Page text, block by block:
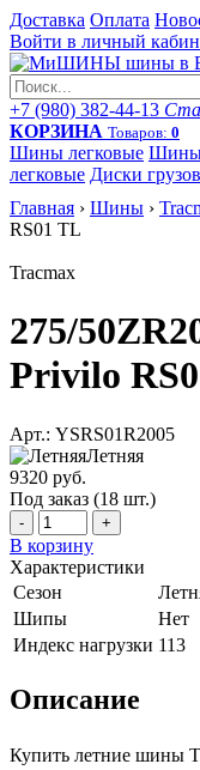
Доставка Оплата
Войти в личный
+7 (980) 382-44-13
КОРЗИНА Товаров: 0
Шины легковые Шины
легковые Диски
Главная › Шины ›
RS01 TL
Tracmax
275/
Privilo
Арт.: YSRS01R2005
Летняя
9320 руб.
Под заказ (18 шт.)
- +
В корзину
Характеристики
Сезон
Шипы
Нет
Индекс нагрузки 113
Описание
Купить летние шины